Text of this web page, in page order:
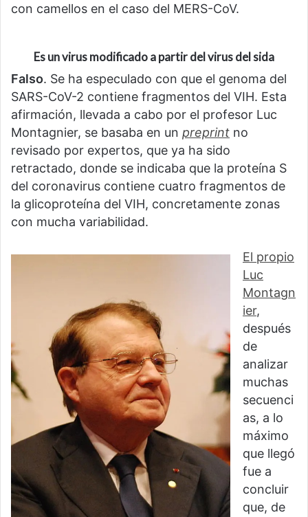
con camellos en el caso del MERS-CoV.
Es un virus modificado a partir del virus del sida
Falso. Se ha especulado con que el genoma del
SARS-CoV-2 contiene fragmentos del VIH. Esta
afirmación, llevada a cabo por el profesor Luc
Montagnier, se basaba en un preprint no
revisado por expertos, que ya ha sido
retractado, donde se indicaba que la proteína S
del coronavirus contiene cuatro fragmentos de
la glicoproteína del VIH, concretamente zonas
con mucha variabilidad.
El propio
Luc
Montagn
ier,
después
de
analizar
muchas
secuenci
as, a lo
máximo
que llegó
fue a
concluir
que, de